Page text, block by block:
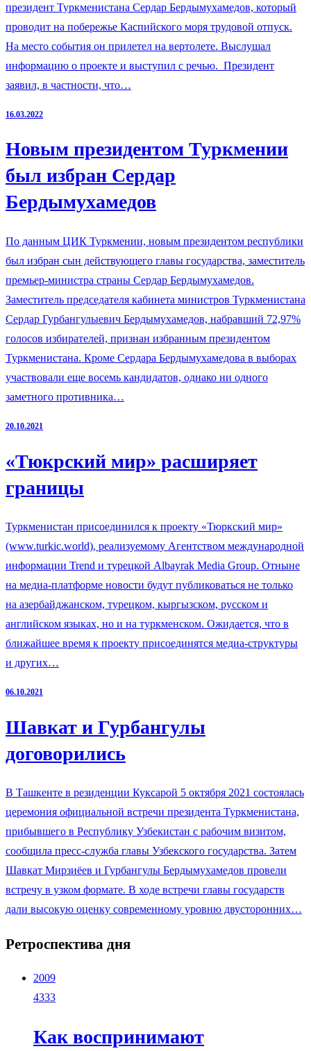
президент Туркменистана Сердар Бердымухамедов, который
проводит на побережье Каспийского моря трудовой отпуск.
На место события он прилетел на вертолете. Выслушал
информацию о проекте и выступил с речью. Президент
заявил, в частности, что…
16.03.2022
Новым президентом Туркмении
был избран Сердар
Бердымухамедов
По данным ЦИК Туркмении, новым президентом республики
был избран сын действующего главы государства, заместитель
премьер-министра страны Сердар Бердымухамедов.
Заместитель председателя кабинета министров Туркменистана
Сердар Гурбангулыевич Бердымухамедов, набравший 72,97%
голосов избирателей, признан избранным президентом
Туркменистана. Кроме Сердара Бердымухамедова в выборах
участвовали еще восемь кандидатов, однако ни одного
заметного противника…
20.10.2021
«Тюкрский мир» расширяет
границы
Туркменистан присоединился к проекту «Тюркский мир»
(www.turkic.world), реализуемому Агентством международной
информации Trend и турецкой Albayrak Media Group. Отныне
на медиа-платформе новости будут публиковаться не только
на азербайджанском, турецком, кыргызском, русском и
английском языках, но и на туркменском. Ожидается, что в
ближайшее время к проекту присоединятся медиа-структуры
и других…
06.10.2021
Шавкат и Гурбангулы
договорились
В Ташкенте в резиденции Куксарой 5 октября 2021 состоялась
церемония официальной встречи президента Туркменистана,
прибывшего в Республику Узбекистан с рабочим визитом,
сообщила пресс-служба главы Узбекского государства. Затем
Шавкат Мирзиёев и Гурбангулы Бердымухамедов провели
встречу в узком формате. В ходе встречи главы государств
дали высокую оценку современному уровню двусторонних…
Ретроспектива дня
2009
4333
Как воспринимают